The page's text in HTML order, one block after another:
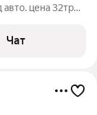
авто. цена 32тр
Чат